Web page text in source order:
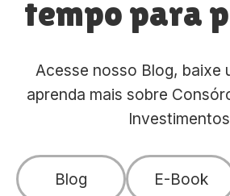
tempo para
Acesse nosso Blog, baixe
aprenda mais sobre
Blog E-Book